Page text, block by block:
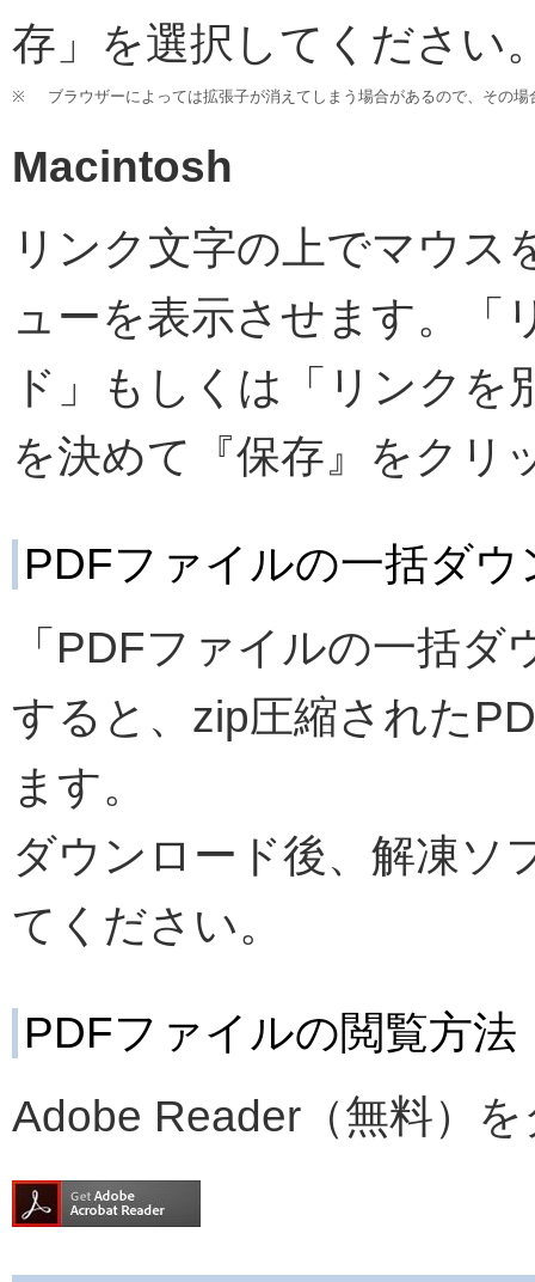
存」を選択してください
※ ブラウザーによっては拡張子が消えてしまう場合があるので、その
Macintosh
リンク文字の上でマウス
ューを表示させます。「
ド」もしくは「リンクを
を決めて『保存』をクリ
PDFファイルの一括ダ
「PDFファイルの一括
すると、zip圧縮された
ます。
ダウンロード後、解凍ソ
てください。
PDFファイルの閲覧方法
Adobe Reader（無料）